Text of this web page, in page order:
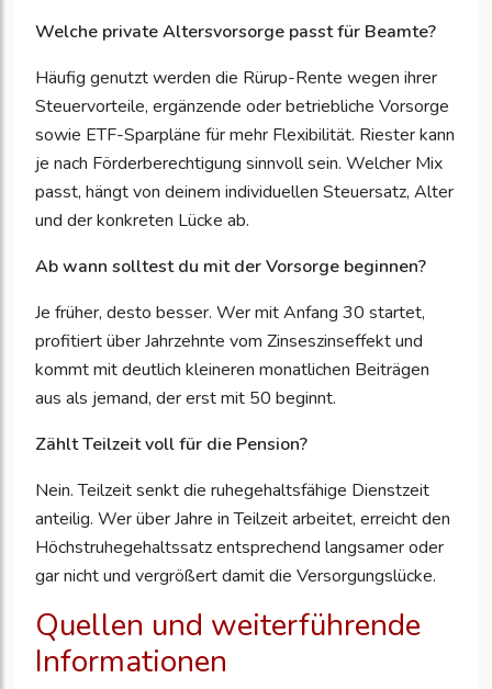
Welche private Altersvorsorge passt für Beamte?
Häufig genutzt werden die Rürup-Rente wegen ihrer
Steuervorteile, ergänzende oder betriebliche Vorsorge
sowie ETF-Sparpläne für mehr Flexibilität. Riester kann
je nach Förderberechtigung sinnvoll sein. Welcher Mix
passt, hängt von deinem individuellen Steuersatz, Alter
und der konkreten Lücke ab.
Ab wann solltest du mit der Vorsorge beginnen?
Je früher, desto besser. Wer mit Anfang 30 startet,
profitiert über Jahrzehnte vom Zinseszinseffekt und
kommt mit deutlich kleineren monatlichen Beiträgen
aus als jemand, der erst mit 50 beginnt.
Zählt Teilzeit voll für die Pension?
Nein. Teilzeit senkt die ruhegehaltsfähige Dienstzeit
anteilig. Wer über Jahre in Teilzeit arbeitet, erreicht den
Höchstruhegehaltssatz entsprechend langsamer oder
gar nicht und vergrößert damit die Versorgungslücke.
Quellen und weiterführende
Informationen